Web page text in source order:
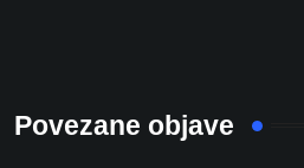
Povezane objave